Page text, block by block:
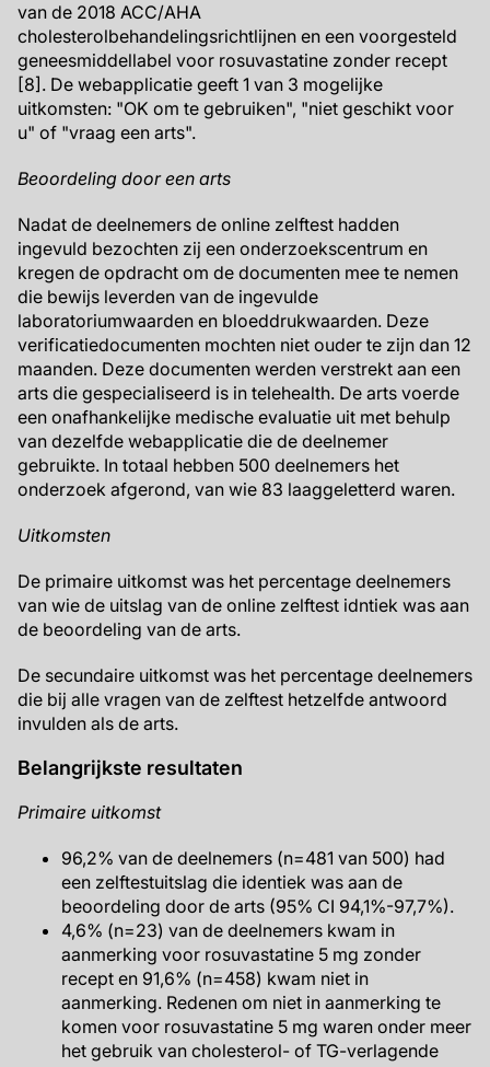
van de 2018 ACC/AHA
cholesterolbehandelingsrichtlijnen en een voorgesteld
geneesmiddellabel voor rosuvastatine zonder recept
[8]. De webapplicatie geeft 1 van 3 mogelijke
uitkomsten: "OK om te gebruiken", "niet geschikt voor
u" of "vraag een arts".
Beoordeling door een arts
Nadat de deelnemers de online zelftest hadden
ingevuld bezochten zij een onderzoekscentrum en
kregen de opdracht om de documenten mee te nemen
die bewijs leverden van de ingevulde
laboratoriumwaarden en bloeddrukwaarden. Deze
verificatiedocumenten mochten niet ouder te zijn dan 12
maanden. Deze documenten werden verstrekt aan een
arts die gespecialiseerd is in telehealth. De arts voerde
een onafhankelijke medische evaluatie uit met behulp
van dezelfde webapplicatie die de deelnemer
gebruikte. In totaal hebben 500 deelnemers het
onderzoek afgerond, van wie 83 laaggeletterd waren.
Uitkomsten
De primaire uitkomst was het percentage deelnemers
van wie de uitslag van de online zelftest idntiek was aan
de beoordeling van de arts.
De secundaire uitkomst was het percentage deelnemers
die bij alle vragen van de zelftest hetzelfde antwoord
invulden als de arts.
Belangrijkste resultaten
Primaire uitkomst
96,2% van de deelnemers (n=481 van 500) had
een zelftestuitslag die identiek was aan de
beoordeling door de arts (95% CI 94,1%-97,7%).
4,6% (n=23) van de deelnemers kwam in
aanmerking voor rosuvastatine 5 mg zonder
recept en 91,6% (n=458) kwam niet in
aanmerking. Redenen om niet in aanmerking te
komen voor rosuvastatine 5 mg waren onder meer
het gebruik van cholesterol- of TG-verlagende